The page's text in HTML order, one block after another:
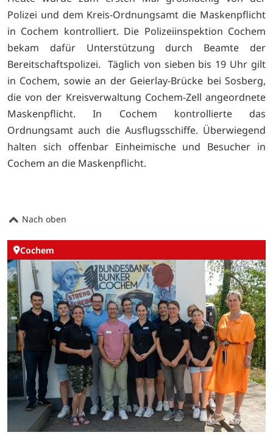
Polizei und dem Kreis-Ordnungsamt die Maskenpflicht
in Cochem kontrolliert. Die Polizeiinspektion Cochem
bekam dafür Unterstützung durch Beamte der
Bereitschaftspolizei. Täglich von sieben bis 19 Uhr gilt
in Cochem, sowie an der Geierlay-Brücke bei Sosberg,
die von der Kreisverwaltung Cochem-Zell angeordnete
Maskenpflicht. In Cochem kontrollierte das
Ordnungsamt auch die Ausflugsschiffe. Überwiegend
halten sich offenbar Einheimische und Besucher in
Cochem an die Maskenpflicht.
Nach oben
Cochem